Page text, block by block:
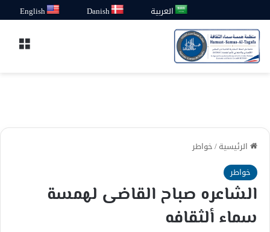
العربية Danish
English
الرئيسية/خواطر
خواطر
الشاعره صباح القاضى لهمسة
سماء ألثقافه